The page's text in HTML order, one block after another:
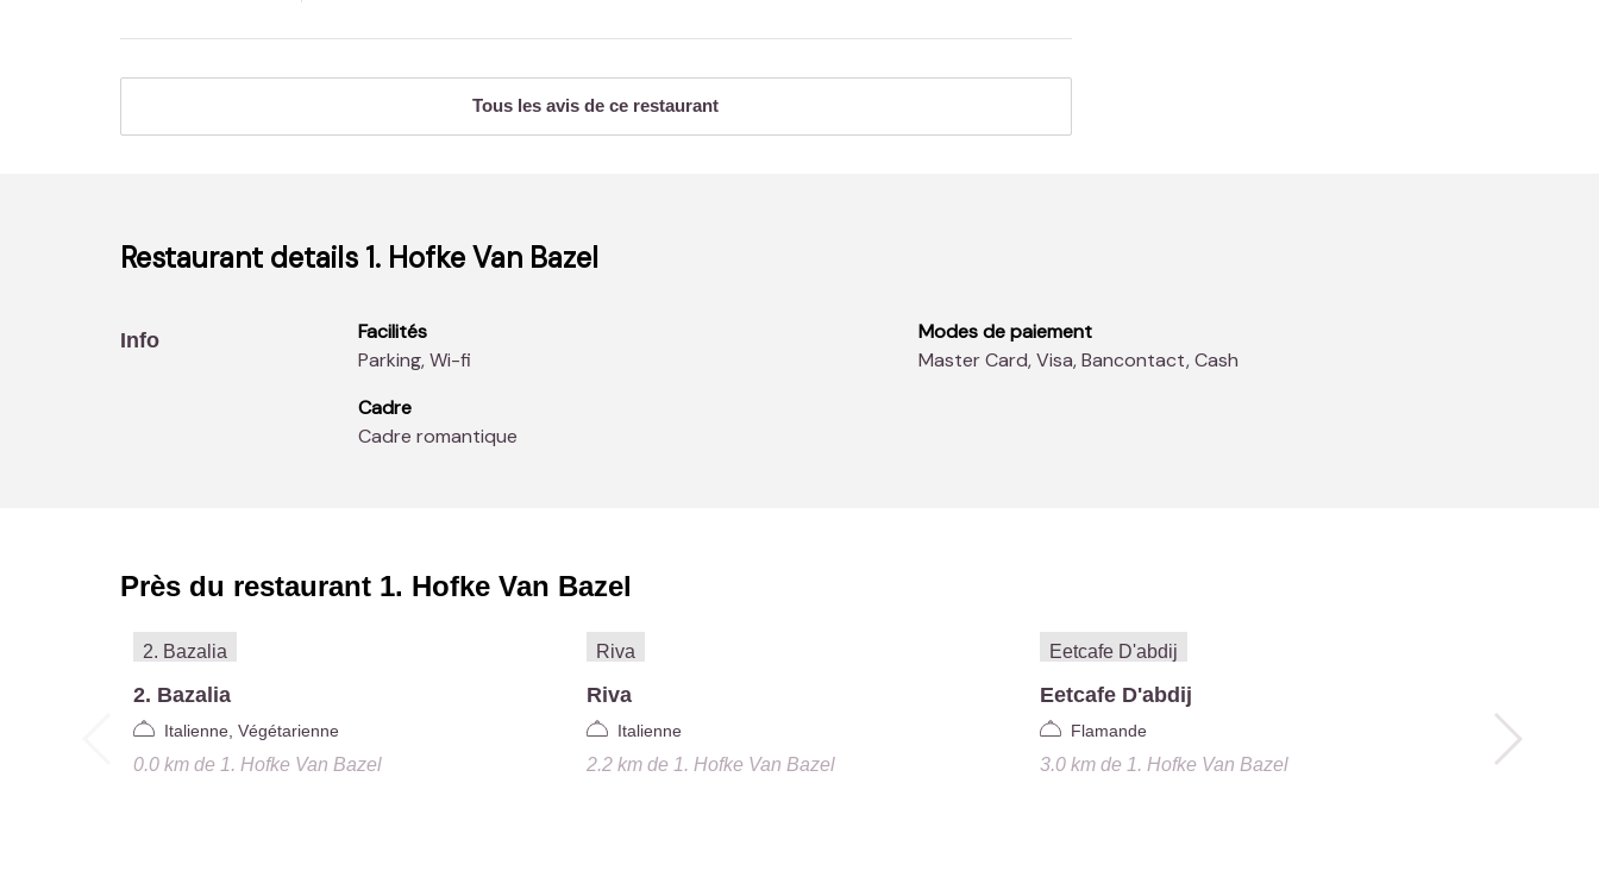
Tous les avis de ce restaurant
Restaurant details 1. Hofke Van Bazel
Info
Facilités
Parking, Wi-fi
Cadre
Cadre romantique
Modes de paiement
Master Card, Visa, Bancontact, Cash
Près du restaurant 1. Hofke Van Bazel
2. Bazalia
Italienne, Végétarienne
0.0 kmde 1. Hofke Van Bazel
Riva
Italienne
2.2 kmde 1. Hofke Van Bazel
Eetcafe D'abdij
Flamande
3.0 kmde 1. Hofke Van Bazel